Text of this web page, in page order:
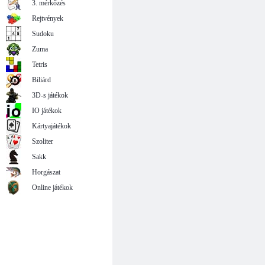
3. mérkőzés
Rejtvények
Sudoku
Zuma
Tetris
Biliárd
3D-s játékok
IO játékok
Kártyajátékok
Szoliter
Sakk
Horgászat
Online játékok